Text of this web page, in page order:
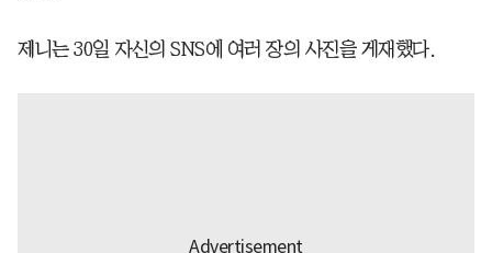
제니는 30일 자신의 SNS에 여러 장의 사진을 게재했다.